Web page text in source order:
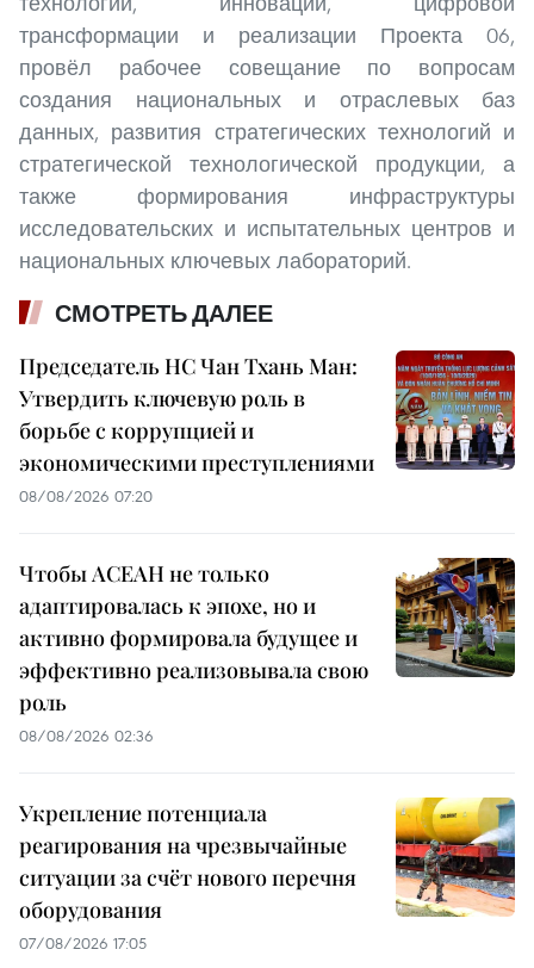
трансформации и реализации Проекта 06,
провёл рабочее совещание по вопросам
создания национальных и отраслевых баз
данных, развития стратегических технологий и
стратегической технологической продукции, а
также формирования инфраструктуры
исследовательских и испытательных центров и
национальных ключевых лабораторий.
СМОТРЕТЬ ДАЛЕЕ
Председатель НС Чан Тхань Ман:
Утвердить ключевую роль в
борьбе с коррупцией и
экономическими преступлениями
08/08/2026 07:20
Чтобы АСЕАН не только
адаптировалась к эпохе, но и
активно формировала будущее и
эффективно реализовывала свою
роль
08/08/2026 02:36
Укрепление потенциала
реагирования на чрезвычайные
ситуации за счёт нового перечня
оборудования
07/08/2026 17:05